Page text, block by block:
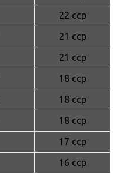
22 ccp
21 ccp
21 ccp
18 ccp
18 ccp
18 ccp
17 ccp
16 ccp